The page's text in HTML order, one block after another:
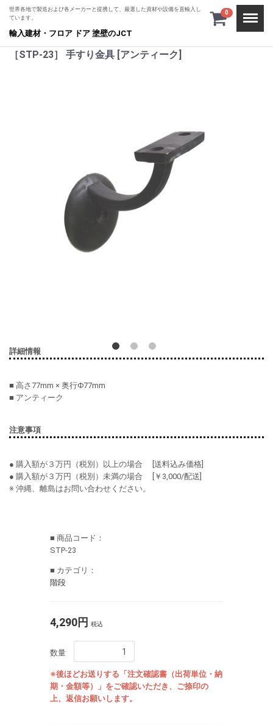
世界各地で製造および各メーカーと提携して、厳選した資材や設備を直輸入し
ています。
輸入建材・フロア ドア 塗壁のJCT
0
［STP-23］ 手すり金具 [アンティーク]
詳細情報
■ 高さ77mm × 奥行Φ77mm
■ アンティーク
注意事項
● 購入額が３万円（税別）以上の場合 [送料込み価格]
● 購入額が３万円（税別）未満の場合 [￥3,000/配送]
※ 沖縄、離島はお問い合わせください。
■ 商品コード：
STP-23
■ カテゴリ：
階段
4,290円 税込
数量
※後ほどお送りする「注文確認書（出荷単位・納
期・金額等）」をご確認いただき、ご捺印の
上、返信お願いします。